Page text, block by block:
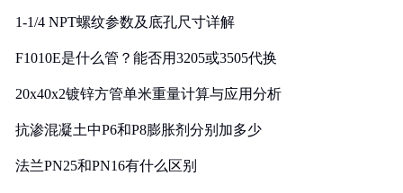
1-1/4 NPT螺纹参数及底孔尺寸详解
F1010E是什么管？能否用3205或3505代换
20x40x2镀锌方管单米重量计算与应用分析
抗渗混凝土中P6和P8膨胀剂分别加多少
法兰PN25和PN16有什么区别